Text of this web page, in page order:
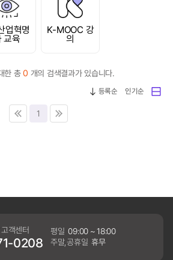
업혁명
교육
K-MOOC 강
의
한 총0 개의 검색결과가 있습니다.
등록순 인기순
1
객센터
0208
평일 09:00 ~ 18:00
주말,공휴일 휴무